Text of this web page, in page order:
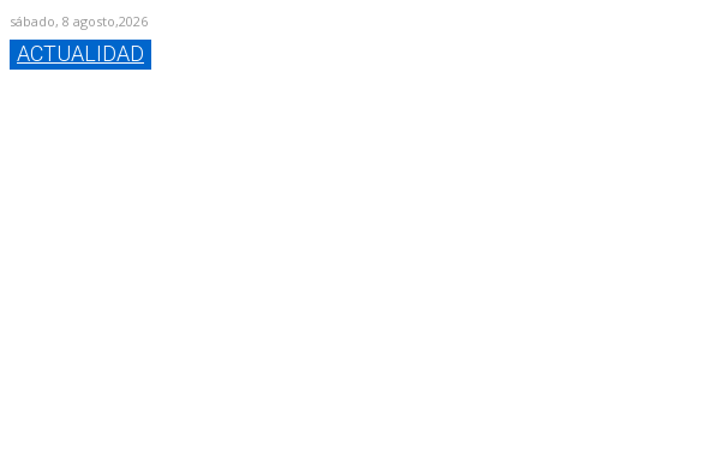
sábado, 8 agosto,2026
ACTUALIDAD